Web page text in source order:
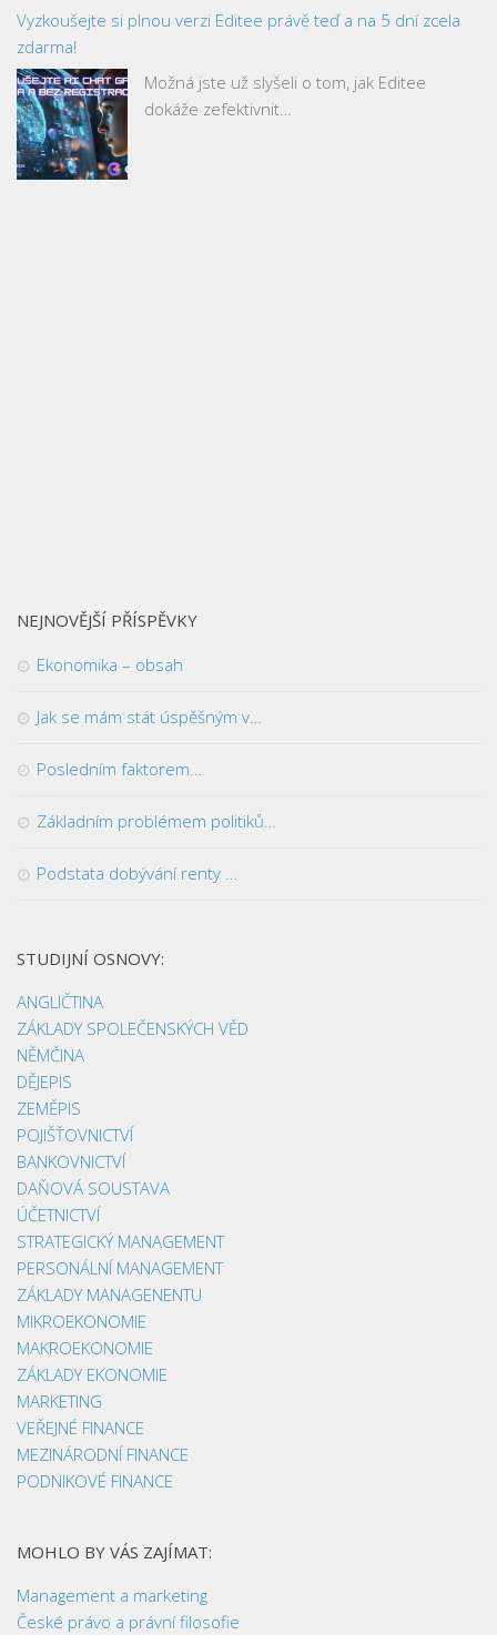
Vyzkoušejte si plnou verzi Editee právě teď a na 5 dní zcela
zdarma!
Možná jste už slyšeli o tom, jak Editee
dokáže zefektivnit…
NEJNOVĚJŠÍ PŘÍSPĚVKY
Ekonomika – obsah
Jak se mám stát úspěšným v…
Posledním faktorem…
Základním problémem politiků…
Podstata dobývání renty …
STUDIJNÍ OSNOVY:
ANGLIČTINA
ZÁKLADY SPOLEČENSKÝCH VĚD
NĚMČINA
DĚJEPIS
ZEMĚPIS
POJIŠŤOVNICTVÍ
BANKOVNICTVÍ
DAŇOVÁ SOUSTAVA
ÚČETNICTVÍ
STRATEGICKÝ MANAGEMENT
PERSONÁLNÍ MANAGEMENT
ZÁKLADY MANAGENENTU
MIKROEKONOMIE
MAKROEKONOMIE
ZÁKLADY EKONOMIE
MARKETING
VEŘEJNÉ FINANCE
MEZINÁRODNÍ FINANCE
PODNIKOVÉ FINANCE
MOHLO BY VÁS ZAJÍMAT:
Management a marketing
České právo a právní filosofie